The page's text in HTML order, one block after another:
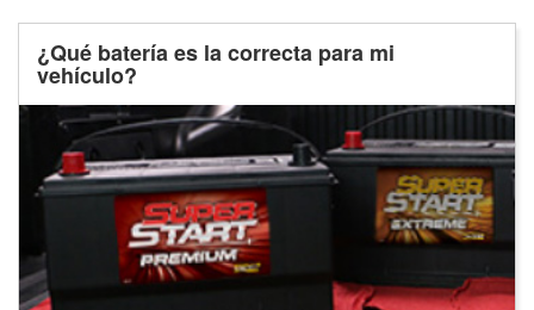
¿Qué batería es la correcta para mi
vehículo?